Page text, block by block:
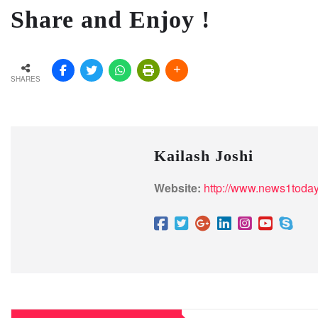
Share and Enjoy !
SHARES
Kailash Joshi
Website: http://